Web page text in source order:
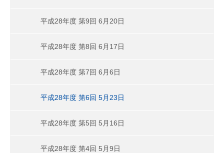
平成28年度 第9回 6月20日
平成28年度 第8回 6月17日
平成28年度 第7回 6月6日
平成28年度 第6回 5月23日
平成28年度 第5回 5月16日
平成28年度 第4回 5月9日